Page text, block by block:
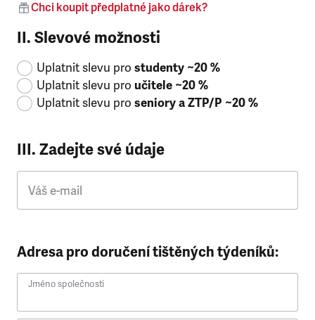
Chci koupit předplatné jako dárek?
II. Slevové možnosti
Uplatnit slevu pro studenty ~20 %
Uplatnit slevu pro učitele ~20 %
Uplatnit slevu pro seniory a ZTP/P ~20 %
III. Zadejte své údaje
Váš e-mail
Adresa pro doručení tištěných týdeníků:
Jméno společnosti